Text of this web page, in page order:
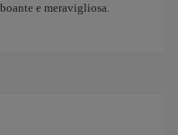
e meravigliosa.